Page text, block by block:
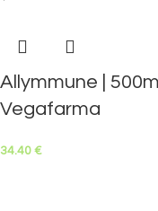
Allymmune |
Vegafarma
34.40 €